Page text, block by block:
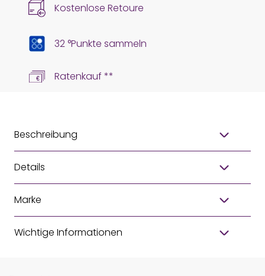
Kostenlose Retoure
32 °Punkte sammeln
Ratenkauf **
Beschreibung
Details
Marke
Wichtige Informationen